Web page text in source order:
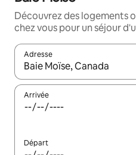
Découvrez des logements
chez vous pour un séjour
Adresse
Lorsque les résultats
Arrivée
Départ